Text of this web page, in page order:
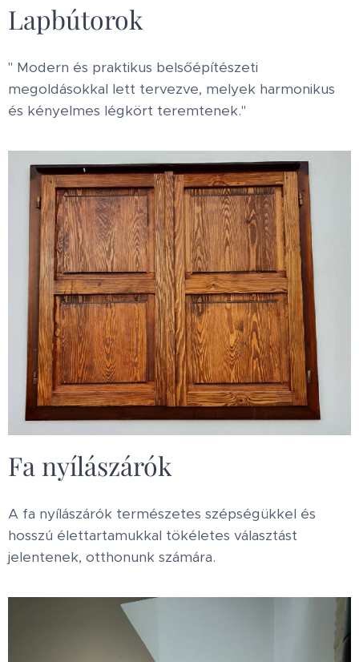
Lapbútorok
" Modern és praktikus belsőépítészeti
megoldásokkal lett tervezve, melyek harmonikus
és kényelmes légkört teremtenek."
Fa nyílászárók
A fa nyílászárók természetes szépségükkel és
hosszú élettartamukkal tökéletes választást
jelentenek, otthonunk számára.